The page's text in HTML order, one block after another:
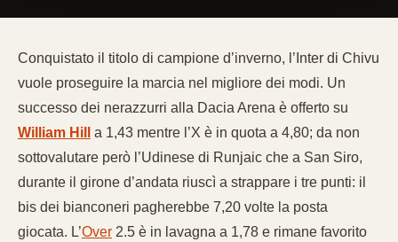
Conquistato il titolo di campione d’inverno, l’Inter di Chivu
vuole proseguire la marcia nel migliore dei modi. Un
successo dei nerazzurri alla Dacia Arena è offerto su
William Hill
a 1,43 mentre l’X è in quota a 4,80; da non
sottovalutare però l’Udinese di Runjaic che a San Siro,
durante il girone d’andata riuscì a strappare i tre punti: il
bis dei bianconeri pagherebbe 7,20 volte la posta
giocata. L’Over 2.5 è in lavagna a 1,78 e rimane favorito